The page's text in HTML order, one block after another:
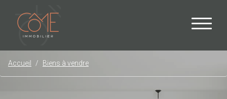
Accueil Biens à vendre